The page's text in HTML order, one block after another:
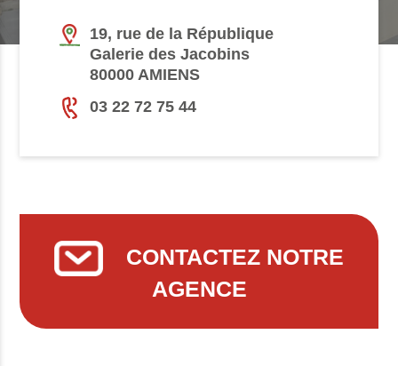
19, rue de la République
Galerie des Jacobins
80000 AMIENS
03 22 72 75 44
CONTACTEZ NOTRE
AGENCE